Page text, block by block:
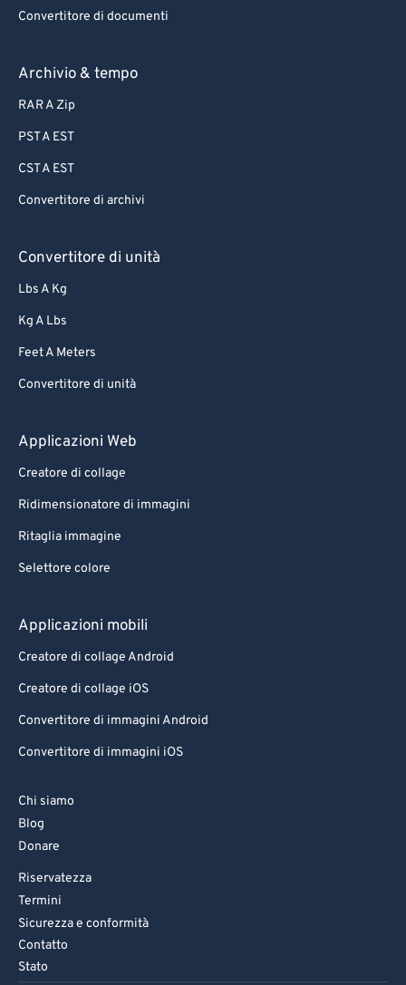
Convertitore di documenti
Archivio & tempo
RAR A Zip
PST A EST
CST A EST
Convertitore di archivi
Convertitore di unità
Lbs A Kg
Kg A Lbs
Feet A Meters
Convertitore di unità
Applicazioni Web
Creatore di collage
Ridimensionatore di immagini
Ritaglia immagine
Selettore colore
Applicazioni mobili
Creatore di collage Android
Creatore di collage iOS
Convertitore di immagini Android
Convertitore di immagini iOS
Chi siamo
Blog
Donare
Riservatezza
Termini
Sicurezza e conformità
Contatto
Stato